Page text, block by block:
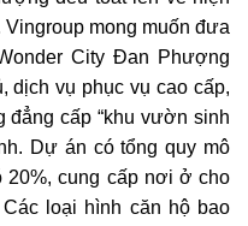
mong muốn đưa
City Đan Phượng
dịch vụ phục vụ cao cấp,
đẳng cấp “khu vườn sinh
Dự án có tổng quy mô
20%, cung cấp nơi ở cho
loại hình căn hộ bao